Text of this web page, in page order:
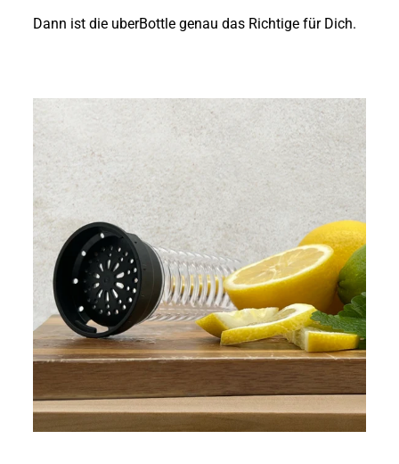
Dann ist die uberBottle genau das Richtige für Dich.